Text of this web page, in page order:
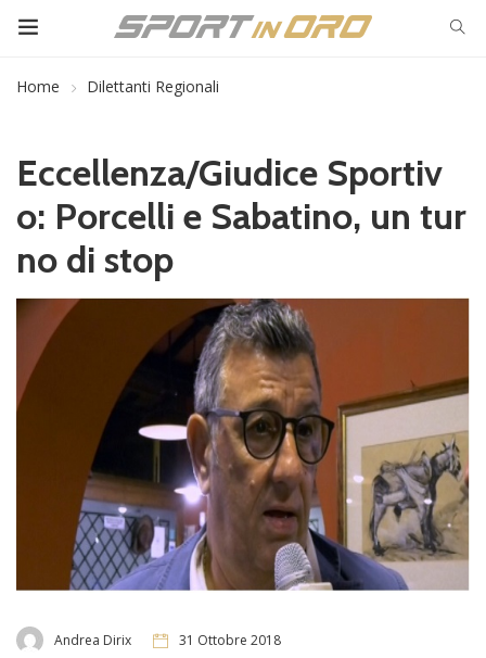
Home Dilettanti Regionali
Eccellenza/Giudice Sportiv
o: Porcelli e Sabatino, un tur
no di stop
Andrea Dirix 31 Ottobre 2018